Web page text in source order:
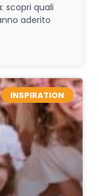
scopri quali
aderito
INSPIRATION